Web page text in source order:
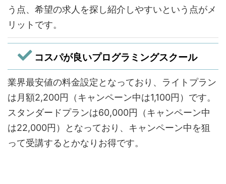
う点、希望の求人を探し紹介しやすいという点がメ
リットです。
コスパが良いプログラミングスクール
業界最安値の料金設定となっており、ライトプラン
は月額2,200円（キャンペーン中は1,100円）です。
スタンダードプランは60,000円（キャンペーン中
は22,000円）となっており、キャンペーン中を狙
って受講するとかなりお得です。